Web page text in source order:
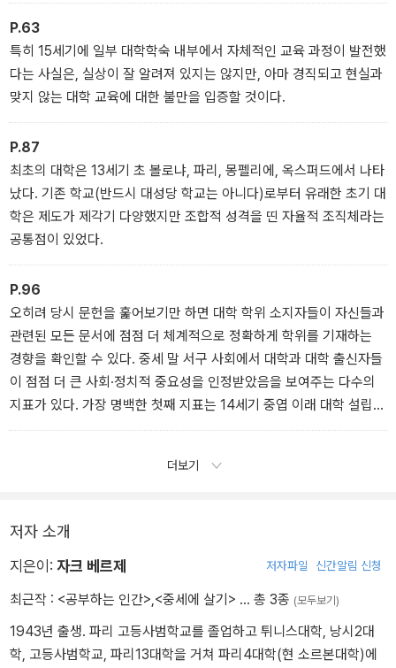
P.63
특히 15세기에 일부 대학학숙 내부에서 자체적인 교육 과정이 발전했
다는 사실은, 실상이 잘 알려져 있지는 않지만, 아마 경직되고 현실과
맞지 않는 대학 교육에 대한 불만을 입증할 것이다.
P.87
최초의 대학은 13세기 초 볼로냐, 파리, 몽펠리에, 옥스퍼드에서 나타
났다. 기존 학교(반드시 대성당 학교는 아니다)로부터 유래한 초기 대
학은 제도가 제각기 다양했지만 조합적 성격을 띤 자율적 조직체라는
공통점이 있었다.
P.96
오히려 당시 문헌을 훑어보기만 하면 대학 학위 소지자들이 자신들과
관련된 모든 문서에 점점 더 체계적으로 정확하게 학위를 기재하는
경향을 확인할 수 있다. 중세 말 서구 사회에서 대학과 대학 출신자들
이 점점 더 큰 사회·정치적 중요성을 인정받았음을 보여주는 다수의
지표가 있다. 가장 명백한 첫째 지표는 14세기 중엽 이래 대학 설립이
증가했다는 것이다.
더보기
저자 소개
지은이: 자크 베르제 저자파일 신간알림 신청
최근작 : <공부하는 인간>,<중세에 살기> … 총 3종 (모두보기)
1943년 출생. 파리 고등사범학교를 졸업하고 튀니스대학, 낭시2대
학, 고등사범학교, 파리13대학을 거쳐 파리4대학(현 소르본대학)에